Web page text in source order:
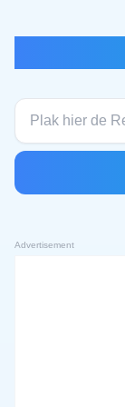
Advertisement